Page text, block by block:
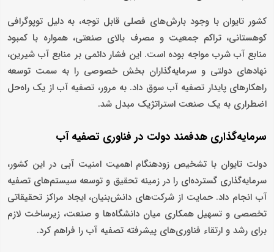
کشور تایوان با وجود بارش‌های فصلی قابل ‌توجه، به دلیل توپوگرافی
کوهستانی، تراکم جمعیت و مصرف بالای صنعتی، همواره با کمبود
منابع آب شرب مواجه بوده است. این فشار دائمی بر منابع آب شیرین،
نهادهای دولتی و سرمایه‌گذاران بخش خصوصی را به سمت توسعه
راهکارهای پایدار تصفیه آب سوق داد. به ‌مرور، تصفیه آب از یک راه‌حل
اضطراری به یک صنعت استراتژیک مبدل شد.
سرمایه‌گذاری هدفمند دولت در فناوری تصفیه آب
دولت تایوان با تشخیص زودهنگام اهمیت امنیت آبی در این کشور،
سرمایه‌گذاری گسترده‌ای را در زمینه تحقیق و توسعه سیستم‌های تصفیه
آب انجام داد. حمایت از شرکت‌های دانش‌بنیان، ایجاد مراکز تحقیقاتی
تخصصی و تسهیل همکاری میان دانشگاه‌ها و صنعت، زیرساخت لازم
برای رشد و ارتقاء فناوری‌های پیشرفته تصفیه آب را فراهم کرد.